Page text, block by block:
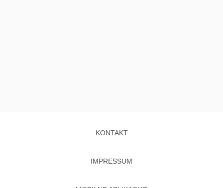
KONTAKT
IMPRESSUM